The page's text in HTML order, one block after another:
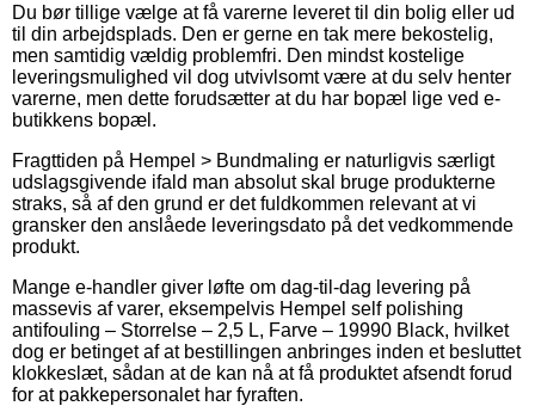
Du bør tillige vælge at få varerne leveret til din bolig eller ud
til din arbejdsplads. Den er gerne en tak mere bekostelig,
men samtidig vældig problemfri. Den mindst kostelige
leveringsmulighed vil dog utvivlsomt være at du selv henter
varerne, men dette forudsætter at du har bopæl lige ved e-
butikkens bopæl.
Fragttiden på Hempel > Bundmaling er naturligvis særligt
udslagsgivende ifald man absolut skal bruge produkterne
straks, så af den grund er det fuldkommen relevant at vi
gransker den anslåede leveringsdato på det vedkommende
produkt.
Mange e-handler giver løfte om dag-til-dag levering på
massevis af varer, eksempelvis Hempel self polishing
antifouling – Storrelse – 2,5 L, Farve – 19990 Black, hvilket
dog er betinget af at bestillingen anbringes inden et besluttet
klokkeslæt, sådan at de kan nå at få produktet afsendt forud
for at pakkepersonalet har fyraften.